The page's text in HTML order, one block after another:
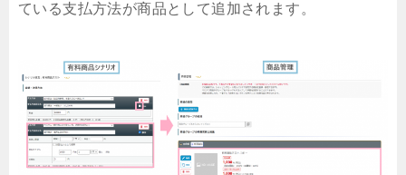
ている支払方法が商品として追加されます。